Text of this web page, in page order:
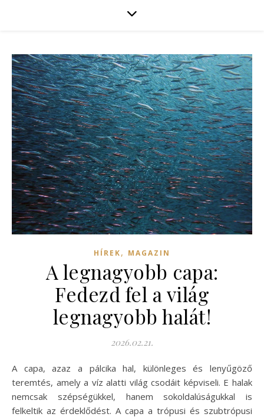
HÍREK, MAGAZIN
A legnagyobb capa:
Fedezd fel a világ
legnagyobb halát!
2026.02.21.
A capa, azaz a pálcika hal, különleges és lenyűgöző
teremtés, amely a víz alatti világ csodáit képviseli. E halak
nemcsak szépségükkel, hanem sokoldalúságukkal is
felkeltik az érdeklődést. A capa a trópusi és szubtrópusi